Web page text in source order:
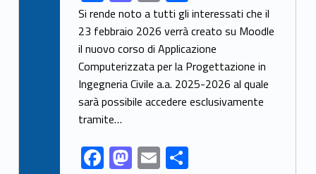
ac
e
b
o
o
k
as
to
d
o
n
m
ai
l
o
n
di
vi
di
Si rende noto a tutti gli interessati che il
23 febbraio 2026 verrà creato su Moodle
il nuovo corso di Applicazione
Computerizzata per la Progettazione in
Ingegneria Civile a.a. 2025-2026 al quale
sarà possibile accedere esclusivamente
tramite…
F M E C